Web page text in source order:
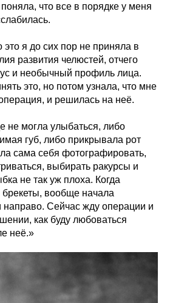
что все в порядке у меня
это я до сих пор не приняла в
развития челюстей, отчего
и необычный профиль лица.
это, но потом узнала, что мне
и решилась на неё.
не могла улыбаться, либо
губ, либо прикрывала рот
сама себя фотографировать,
выбирать ракурсы и
не так уж плоха. Когда
вообще начала
направо. Сейчас жду операции и
как буду любоваться
неё.»